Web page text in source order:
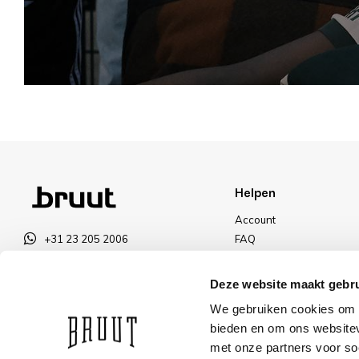
Deze website maakt
We gebruiken cookies
bieden en om ons
met onze partners voor
+31 23 205 2006
OPENINGSTIJDEN
Helpen
Account
FAQ
Betalen
Kortingen